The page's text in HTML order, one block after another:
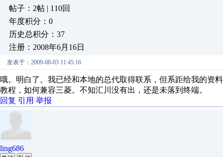
帖子：2帖 | 110回
年度积分：0
历史总积分：37
注册：2008年6月16日
发表于：2009-08-03 11:45:16
哦。明白了。我已经和本地的总代取得联系，但系距给我的资
教程，如何兼容三菱。不知汇川没有出，还是未落到终端。
回复 引用 举报
ling686